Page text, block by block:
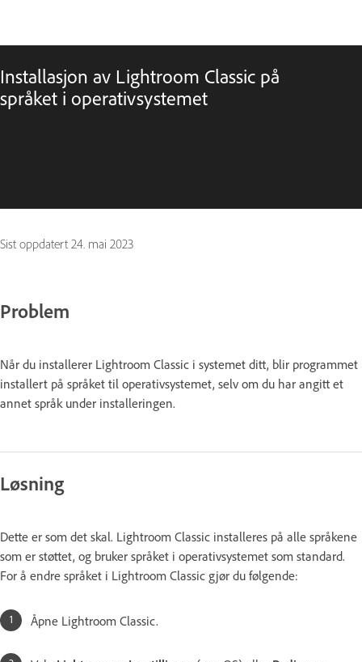
Installasjon av Lightroom Classic på
språket i operativsystemet
Sist oppdatert 24. mai 2023
Problem
Når du installerer Lightroom Classic i systemet ditt, blir programmet
installert på språket til operativsystemet, selv om du har angitt et
annet språk under installeringen.
Løsning
Dette er som det skal. Lightroom Classic installeres på alle språkene
som er støttet, og bruker språket i operativsystemet som standard.
For å endre språket i Lightroom Classic gjør du følgende:
Åpne Lightroom Classic.